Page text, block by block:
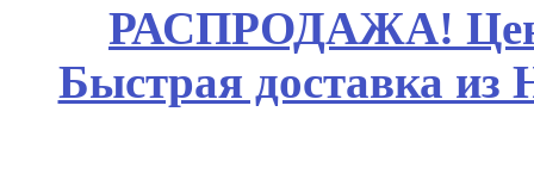
РАСПРОДАЖА!
Быстрая доставка из